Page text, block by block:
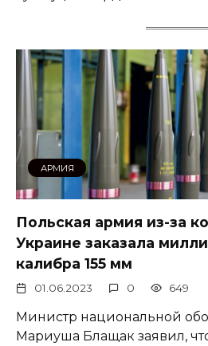
АРМИЯ
Польская армия из-за
Украине заказала
калибра 155 мм
01.06.2023 0 649
Министр национальной
Мариуша Блащак заявил,